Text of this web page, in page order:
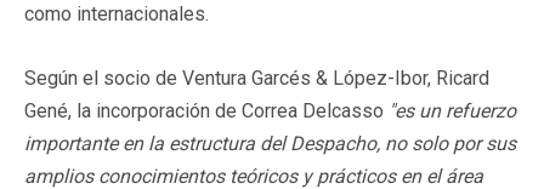
como internacionales.
Según el socio de Ventura Garcés & López-Ibor, Ricard
Gené, la incorporación de Correa Delcasso "es un refuerzo
importante en la estructura del Despacho, no solo por sus
amplios conocimientos teóricos y prácticos en el área